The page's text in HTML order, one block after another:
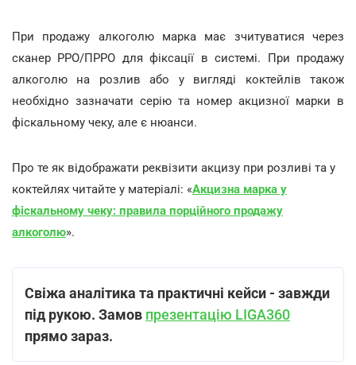
При продажу алкоголю марка має зчитуватися через
сканер РРО/ПРРО для фіксації в системі. При продажу
алкоголю на розлив або у вигляді коктейлів також
необхідно зазначати серію та номер акцизної марки в
фіскальному чеку, але є нюанси.
Про те як відображати реквізити акцизу при розливі та у
коктейлях читайте у матеріалі: «Акцизна марка у
фіскальному чеку: правила порційного продажу
алкоголю».
Свіжа аналітика та практичні кейси - завжди
під рукою. Замов презентацію LIGA360
прямо зараз.